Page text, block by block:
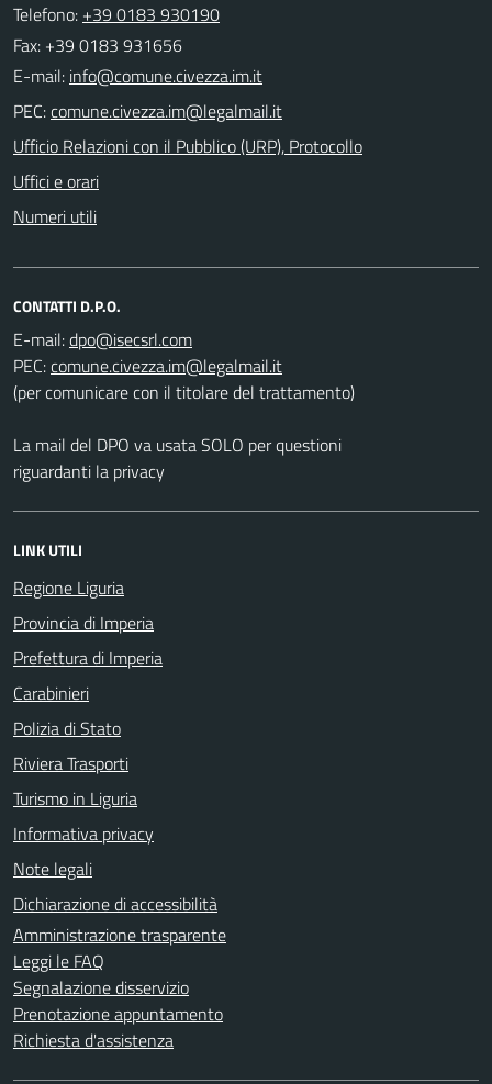
Telefono: +39 0183 930190
Fax: +39 0183 931656
E-mail:
PEC:
Ufficio Relazioni con il Pubblico (URP), Protocollo
Uffici e orari
Numeri utili
CONTATTI D.P.O.
E-mail:
PEC:
(per comunicare con il titolare del trattamento)
La mail del DPO va usata SOLO per questioni
riguardanti la privacy
LINK UTILI
Regione Liguria
Provincia di Imperia
Prefettura di Imperia
Carabinieri
Polizia di Stato
Riviera Trasporti
Turismo in Liguria
Informativa privacy
Note legali
Dichiarazione di accessibilità
Amministrazione trasparente
Leggi le FAQ
Segnalazione disservizio
Prenotazione appuntamento
Richiesta d'assistenza